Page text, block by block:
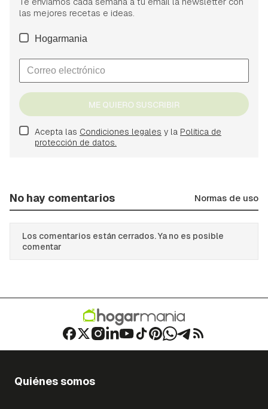
las mejores recetas e ideas.
Hogarmania
ME QUIERO SUSCRIBIR
Acepta las Condiciones legales y la Política de
protección de datos.
No hay comentarios Normas de uso
Los comentarios están cerrados. Ya no es posible
comentar
Quiénes somos